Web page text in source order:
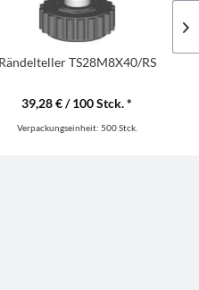
Rändelteller TS28M8X40/RS
39,28 € / 100 Stck. *
Verpackungseinheit: 500 Stck.